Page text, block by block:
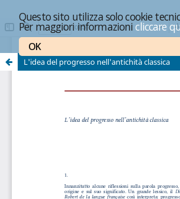
Questo sito utilizza solo cookie
Per maggiori informazionicliccare
OK
L'idea del progresso nell'antichità classica